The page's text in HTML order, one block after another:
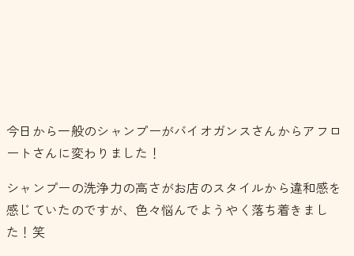
今日から一般のシャンプーがバイオガンスさんからアフロ
ートさんに変わりました！
シャンプーの洗浄力の高さがお店のスタイルから違和感を
感じていたのですが、色々悩んでようやく落ち着きまし
た！笑